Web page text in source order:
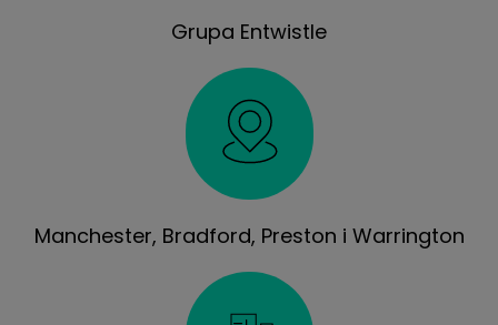
Grupa Entwistle
Manchester, Bradford, Preston i Warrington